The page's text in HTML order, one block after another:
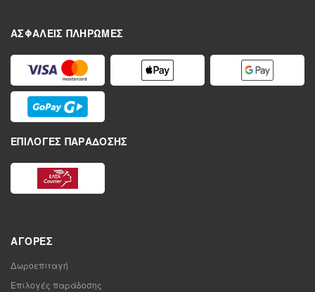
ΑΣΦΑΛΕΊΣ ΠΛΗΡΩΜΈΣ
ΕΠΙΛΟΓΈΣ ΠΑΡΆΔΟΣΗΣ
ΑΓΟΡΈΣ
Δωροεπιταγή
Επιλογές παράδοσης